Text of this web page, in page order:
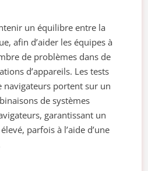
un équilibre entre la
afin d’aider les équipes à
de problèmes dans de
d’appareils. Les tests
portent sur un
de systèmes
garantissant un
parfois à l’aide d’une